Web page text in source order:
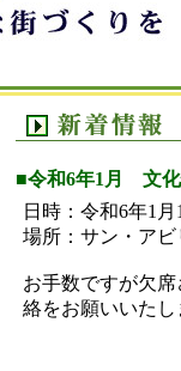
■令和6年1月 文化
日時：令和6年1
場所：サン・ア
お手数ですが欠
絡をお願いいたし